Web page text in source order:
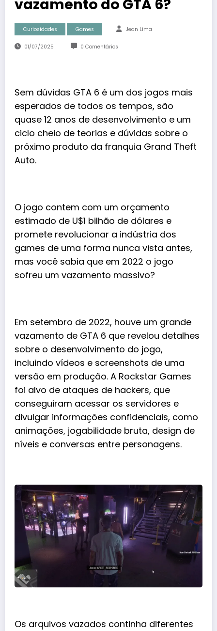
vazamento do GTA 6?
Curiosidades Games Jean Lima
01/07/2025 0 Comentários
Sem dúvidas GTA 6 é um dos jogos mais
esperados de todos os tempos, são
quase 12 anos de desenvolvimento e um
ciclo cheio de teorias e dúvidas sobre o
próximo produto da franquia Grand Theft
Auto.
O jogo contem com um orçamento
estimado de U$1 bilhão de dólares e
promete revolucionar a indústria dos
games de uma forma nunca vista antes,
mas você sabia que em 2022 o jogo
sofreu um vazamento massivo?
Em setembro de 2022, houve um grande
vazamento de GTA 6 que revelou detalhes
sobre o desenvolvimento do jogo,
incluindo vídeos e screenshots de uma
versão em produção. A Rockstar Games
foi alvo de ataques de hackers, que
conseguiram acessar os servidores e
divulgar informações confidenciais, como
animações, jogabilidade bruta, design de
níveis e conversas entre personagens.
Os arquivos vazados continha diferentes